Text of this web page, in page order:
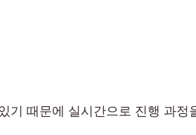
기 때문에 실시간으로 진행 과정